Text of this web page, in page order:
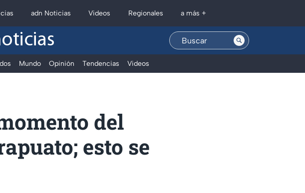
adn Noticias Videos Regionales a más +
Mundo Opinión Tendencias Videos
del
esto se